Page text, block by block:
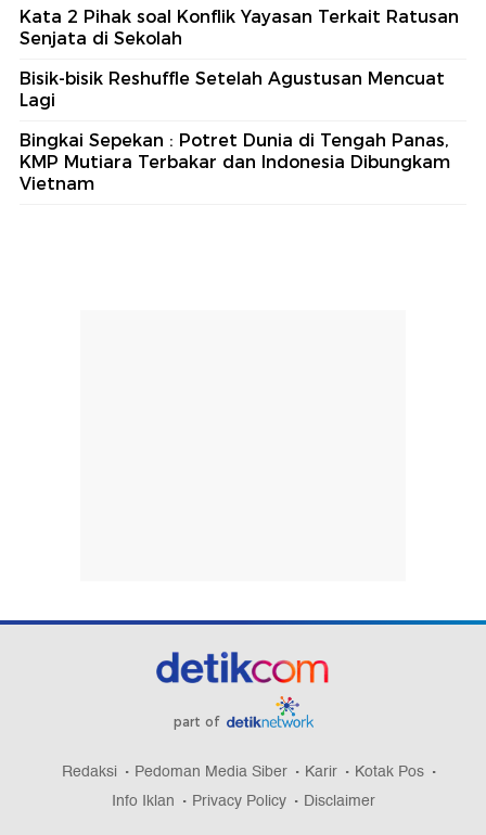
Kata 2 Pihak soal Konflik Yayasan Terkait Ratusan
Senjata di Sekolah
Bisik-bisik Reshuffle Setelah Agustusan Mencuat
Lagi
Bingkai Sepekan : Potret Dunia di Tengah Panas,
KMP Mutiara Terbakar dan Indonesia Dibungkam
Vietnam
part of
Redaksi Pedoman Media Siber Karir
Kotak Pos
Info Iklan
Privacy Policy Disclaimer